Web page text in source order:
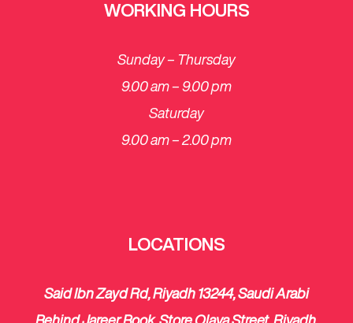
WORKING HOURS
Sunday – Thursday
9.00 am – 9.00 pm
Saturday
​9.00 am – 2.00 pm
LOCATIONS
Said Ibn Zayd Rd, Riyadh 13244, Saudi Arabi
Behind Jareer Book, Store Olaya Street, Riyadh,